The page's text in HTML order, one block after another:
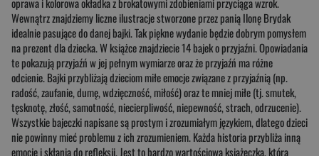
Wewnątrz znajdziemy liczne ilustracje stworzone przez panią Ilonę Brydak
idealnie pasujące do danej bajki. Tak piękne wydanie będzie dobrym pomysłem
na prezent dla dziecka. W książce znajdziecie 14 bajek o przyjaźni. Opowiadania
te pokazują przyjaźń w jej pełnym wymiarze oraz że przyjaźń ma różne
odcienie. Bajki przybliżają dzieciom miłe emocje związane z przyjaźnią (np.
radość, zaufanie, dumę, wdzięczność, miłość) oraz te mniej miłe (tj. smutek,
tęsknotę, złość, samotność, niecierpliwość, niepewność, strach, odrzucenie).
Wszystkie bajeczki napisane są prostym i zrozumiałym językiem, dlatego dzieci
nie powinny mieć problemu z ich zrozumieniem. Każda historia przybliża inną
emocję i skłania do refleksji. Jest to bardzo wartościowa książeczka, którą